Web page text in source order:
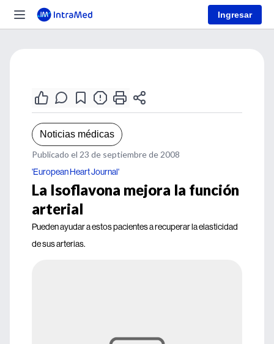
Ingresar
Noticias médicas
Publicado el 23 de septiembre de 2008
'European Heart Journal'
La Isoflavona mejora la función
arterial
Pueden ayudar a estos pacientes a recuperar la elasticidad
de sus arterias.